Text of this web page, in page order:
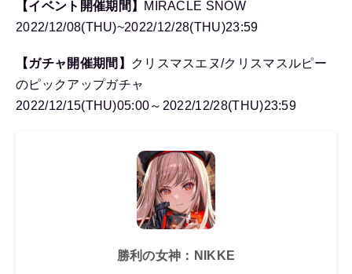
【イベント開催期間】
MIRACLE SNOW
2022/12/08(THU)~2022/12/28(THU)23:59
【ガチャ開催期間】
クリスマスエヌ/クリスマスルピー
のピックアップガチャ
2022/12/15(THU)05:00～2022/12/28(THU)23:59
勝利の女神：NIKKE